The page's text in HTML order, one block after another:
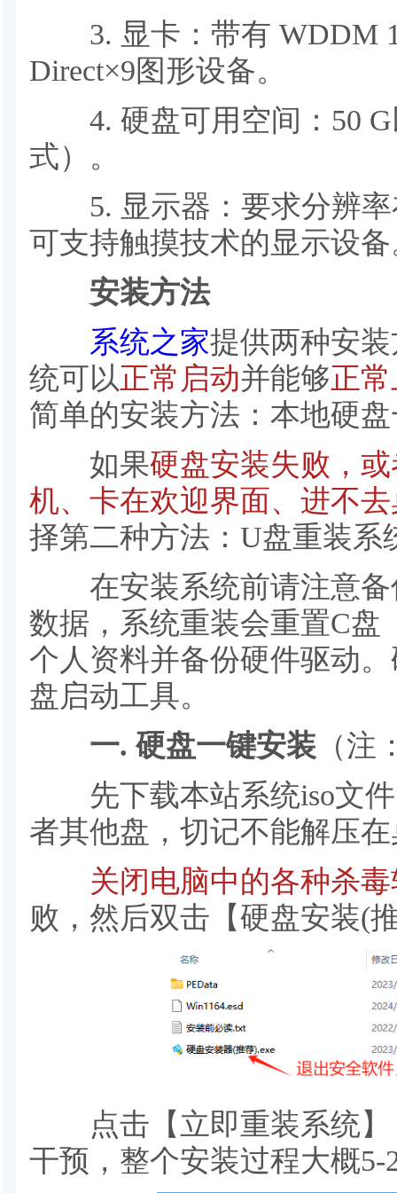
3. 显卡：带有 WDDM
Direct×9图形设备。
4. 硬盘可用空间：50 G
式）。
5. 显示器：要求分辨率
可支持触摸技术的显示设
安装方法
系统之家提供两种安
统可以正常启动并能够正
简单的安装方法：本地硬
如果硬盘安装失败，
机、卡在欢迎界面、进不
择第二种方法：U盘重装系
在安装系统前请注意备
数据，系统重装会重置C盘
个人资料并备份硬件驱动
盘启动工具。
一. 硬盘一键安装 （注
先下载本站系统iso文件
者其他盘，切记不能解压
关闭电脑中的各种杀
败，然后双击【硬盘安装(
点击【立即重装系统】
干预，整个安装过程大概5-